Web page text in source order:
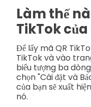
Làm thế
TikTok
Để lấy mã QR
TikTok và vào
biểu tượng ba
chọn "Cài đặt và
của bạn sẽ xuất
nó.